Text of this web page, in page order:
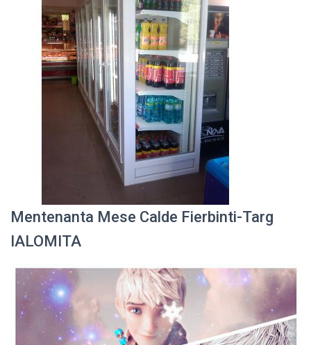
Mentenanta Mese Calde Fierbinti-Targ
IALOMITA